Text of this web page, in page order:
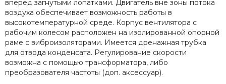
вперед загнутыми лопатками. Двигатель вне зоны потока
воздуха обеспечивает возможность работы в
высокотемпературной среде. Корпус вентилятора с
рабочим колесом расположен на изолированной опорной
раме с виброизоляторами. Имеется дренажная трубка
для отвода конденсата. Регулирование скорости
возможна с помощью трансформатора, либо
преобразователя частоты (доп. аксессуар).